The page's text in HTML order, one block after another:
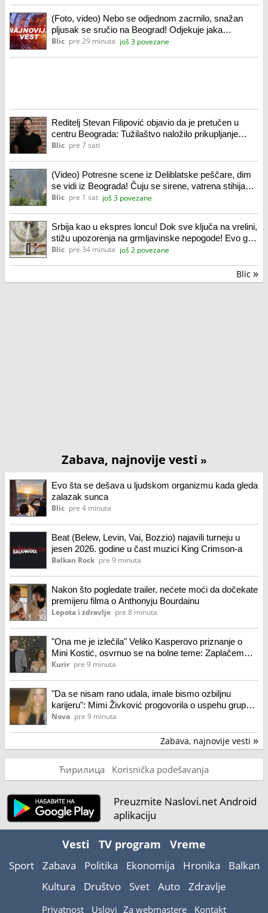
(Foto, video) Nebo se odjednom zacrnilo, snažan
pljusak se sručio na Beograd! Odjekuje jaka
grmljavina, oglasio se RHMZ: I ovi delovi zemlje su
Blic pre 29 minuta još 3 povezane
Reditelj Stevan Filipović objavio da je pretučen u
centru Beograda: Tužilaštvo naložilo prikupljanje
dokaza
Blic pre 7 sati
(Video) Potresne scene iz Deliblatske peščare, dim
se vidi iz Beograda! Čuju se sirene, vatrena stihija
preti domovima: Veliki broj vatrogasaca i pripadnika
Blic pre 1 sat još 3 povezane
Srbija kao u ekspres loncu! Dok sve ključa na vrelini,
stižu upozorenja na grmljavinske nepogode! Evo gde
je najtoplije: RHMZ objavio alarmantne brojke
Blic pre 34 minuta još 2 povezane
Blic »
Zabava, najnovije vesti »
Evo šta se dešava u ljudskom organizmu kada gleda
zalazak sunca
Blic pre 4 minuta
Beat (Belew, Levin, Vai, Bozzio) najavili turneju u
jesen 2026. godine u čast muzici King Crimson-a
Balkan Rock pre 9 minuta
Nakon što pogledate trailer, nećete moći da dočekate
premijeru filma o Anthonyju Bourdainu
Lepota i zdravlje pre 8 minuta
"Ona me je izlečila" Veliko Kasperovo priznanje o
Mini Kostić, osvrnuo se na bolne teme: Zaplačem
kad mi je...
Kurir pre 9 minuta
"Da se nisam rano udala, imale bismo ozbiljnu
karijeru": Mimi Živković progovorila o uspehu grupe
Models
Nova pre 9 minuta
Zabava, najnovije vesti »
Ћирилица Korisnička podešavanja
Preuzmite Naslovi.net Android
aplikaciju
Vesti TV program Vreme
Sport Zabava Politika Ekonomija Hronika
Balkan
Kultura
Društvo Svet Auto Zdravlje
Privatnost Uslovi Za webmastere Kontakt